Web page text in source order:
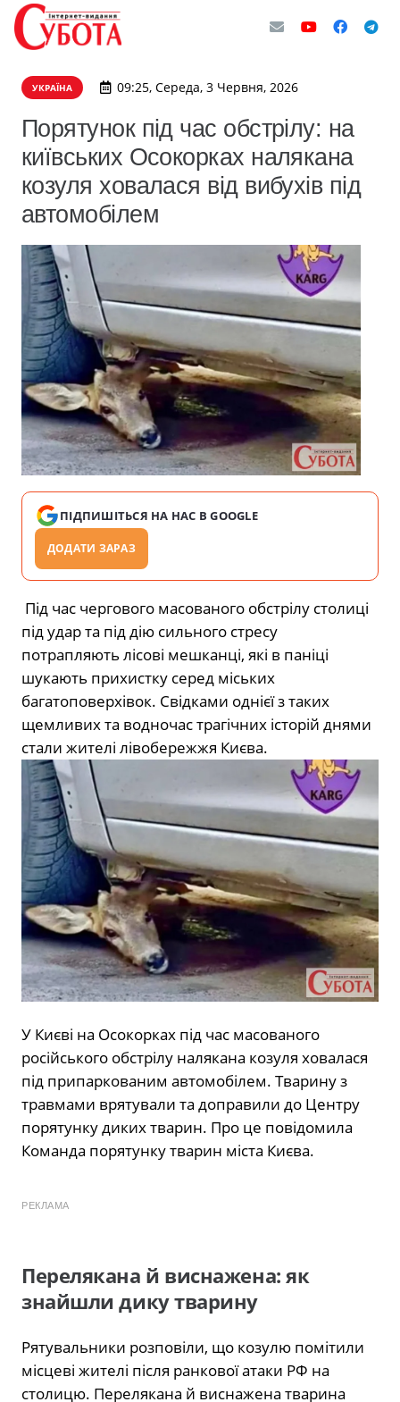
УКРАЇНА 09:25, Середа, 3 Червня, 2026
Порятунок під час обстрілу: на
київських Осокорках налякана
козуля ховалася від вибухів під
автомобілем
ПІДПИШІТЬСЯ НА НАС В GOOGLE
ДОДАТИ ЗАРАЗ
Під час чергового масованого обстрілу столиці
під удар та під дію сильного стресу
потрапляють лісові мешканці, які в паніці
шукають прихистку серед міських
багатоповерхівок. Свідками однієї з таких
щемливих та водночас трагічних історій днями
стали жителі лівобережжя Києва.
У Києві на Осокорках під час масованого
російського обстрілу налякана козуля ховалася
під припаркованим автомобілем. Тварину з
травмами врятували та доправили до Центру
порятунку диких тварин. Про це повідомила
Команда порятунку тварин міста Києва.
РЕКЛАМА
Перелякана й виснажена: як
знайшли дику тварину
Рятувальники розповіли, що козулю помітили
місцеві жителі після ранкової атаки РФ на
столицю. Перелякана й виснажена тварина